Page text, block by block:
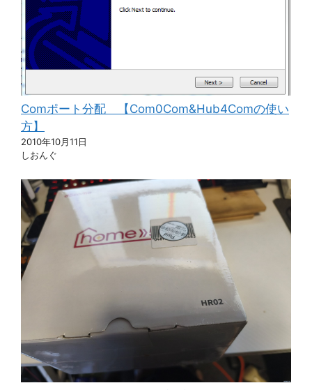
Comポート分配 【Com0Com&Hub4Comの使い
方】
2010年10月11日
しおんぐ